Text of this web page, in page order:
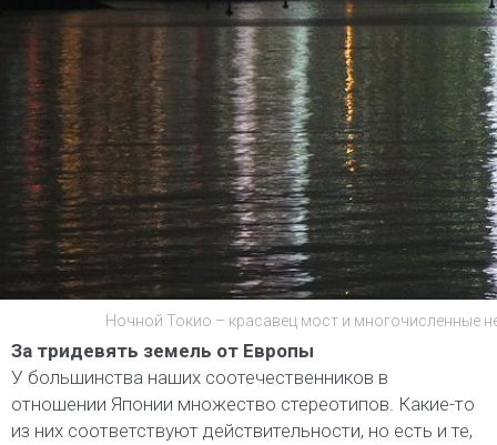
Ночной Токио – красавец мост и многочисленные
За тридевять земель от Европы
У большинства наших соотечественников в
отношении Японии множество стереотипов. Какие-то
из них соответствуют действительности, но есть и те,